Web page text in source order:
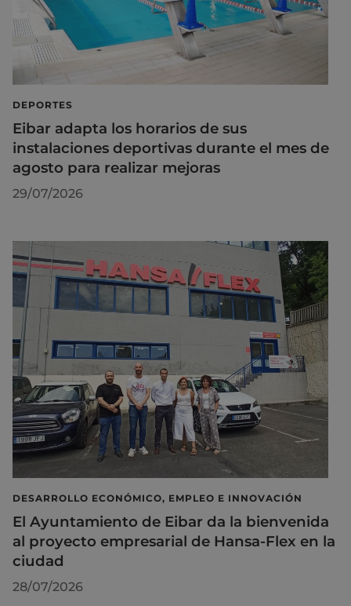
DEPORTES
Eibar adapta los horarios de sus
instalaciones deportivas durante el mes de
agosto para realizar mejoras
29/07/2026
DESARROLLO ECONÓMICO, EMPLEO E INNOVACIÓN
El Ayuntamiento de Eibar da la bienvenida
al proyecto empresarial de Hansa-Flex en la
ciudad
28/07/2026